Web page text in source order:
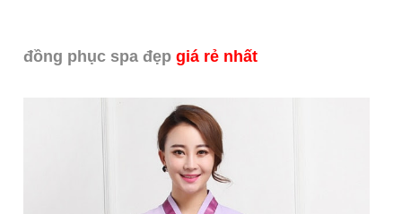
đồng phục spa đẹp giá rẻ nhất